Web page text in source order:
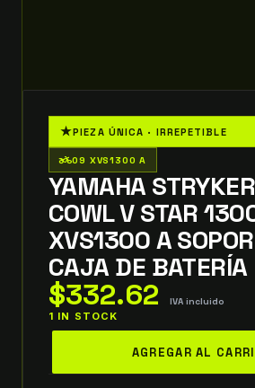
★PIEZA ÚNICA · IRREPETIBLE
two_wheeler09 XVS1300 A
YAMAHA
COWL V STAR
XVS1300 A
CAJA DE BATERÍA
$332.62 IVA incluido
1 IN STOCK
AGREGAR AL